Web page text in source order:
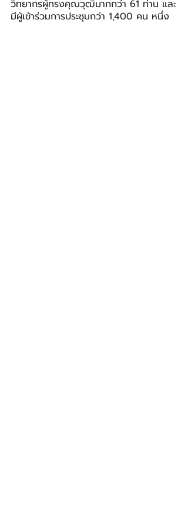
วิทยากรผู้ทรงคุณวุฒิมากกว่า 61 ท่าน และ
มีผู้เข้าร่วมการประชุมกว่า 1,400 คน หนึ่ง